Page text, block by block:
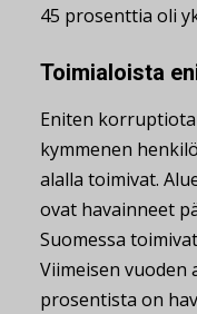
45 prosenttia oli
Toimialoista
Eniten
kymmenen
alalla toimivat.
ovat havainneet
Suomessa
Viimeisen vuoden
prosentista on